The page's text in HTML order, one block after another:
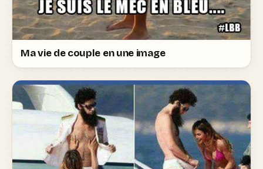
Ma vie de couple en une image